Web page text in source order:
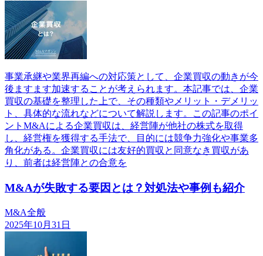
事業承継や業界再編への対応策として、企業買収の動きが今
後ますます加速することが考えられます。本記事では、企業
買収の基礎を整理した上で、その種類やメリット・デメリッ
ト、具体的な流れなどについて解説します。この記事のポイ
ントM&Aによる企業買収は、経営陣が他社の株式を取得
し、経営権を獲得する手法で、目的には競争力強化や事業多
角化がある。企業買収には友好的買収と同意なき買収があ
り、前者は経営陣との合意を
M&Aが失敗する要因とは？対処法や事例も紹介
M&A全般
2025年10月31日